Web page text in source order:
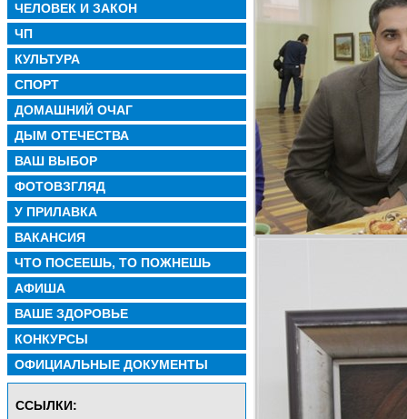
ЧЕЛОВЕК И ЗАКОН
ЧП
КУЛЬТУРА
СПОРТ
ДОМАШНИЙ ОЧАГ
ДЫМ ОТЕЧЕСТВА
ВАШ ВЫБОР
ФОТОВЗГЛЯД
У ПРИЛАВКА
ВАКАНСИЯ
ЧТО ПОСЕЕШЬ, ТО ПОЖНЕШЬ
АФИША
ВАШЕ ЗДОРОВЬЕ
КОНКУРСЫ
ОФИЦИАЛЬНЫЕ ДОКУМЕНТЫ
CСЫЛКИ: